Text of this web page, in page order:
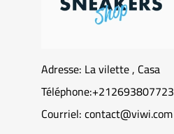
Adresse: La vilette , Casa
Téléphone:+212693807723
Courriel: contact@viwi.com